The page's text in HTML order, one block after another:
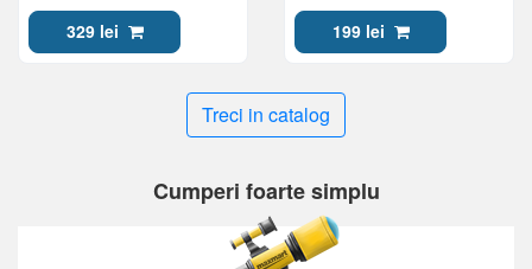
Button , White
329 lei Ambidextrous, 1.5m, Black
199 lei
Treci in catalog
Cumperi foarte simplu